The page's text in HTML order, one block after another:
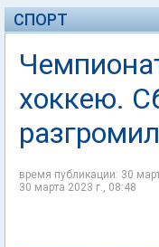
СПОРТ
хоккею.
время публикации: 30
30 марта 2023 г., 08:48